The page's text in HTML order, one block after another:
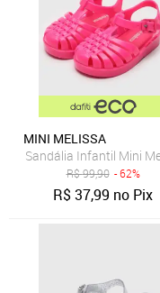
MINI MELISSA
Sandália Infantil Mini
R$99,90 - 62%
R$37,99 no Pix